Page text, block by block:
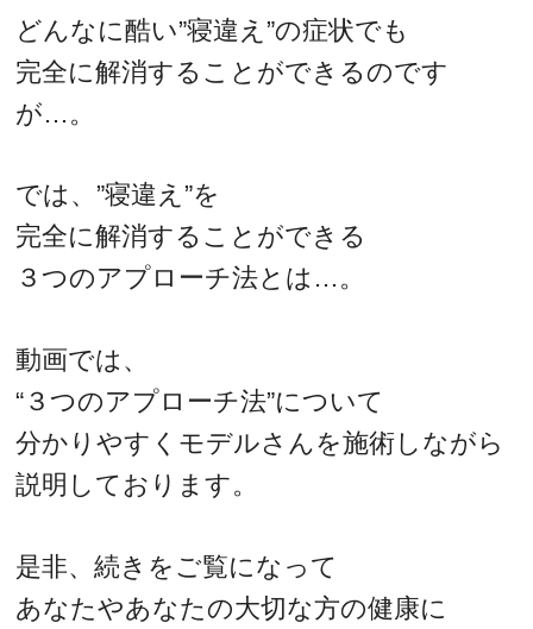
どんなに酷い”寝違え”の症状でも
完全に解消することができるのです
が…。
では、”寝違え”を
完全に解消することができる
３つのアプローチ法とは…。
動画では、
“３つのアプローチ法”について
分かりやすくモデルさんを施術しながら
説明しております。
是非、続きをご覧になって
あなたやあなたの大切な方の健康に